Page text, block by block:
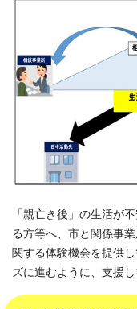
「親亡き後」の生活が
る方等へ、市と関係事
関する体験機会を提供
ズに進むように、支援し